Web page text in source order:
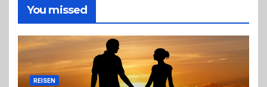
richtige
Entscheidung
You missed
REISEN